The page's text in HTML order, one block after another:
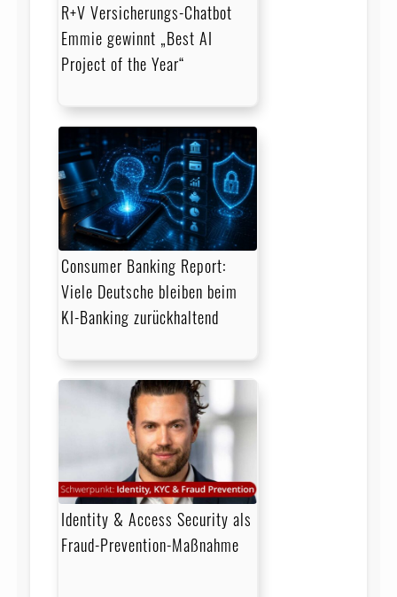
R+V Versicherungs-Chatbot
Emmie gewinnt „Best AI
Project of the Year“
Consumer Banking Report:
Viele Deutsche bleiben beim
KI-Banking zurückhaltend
Identity & Access Security als
Fraud-Prevention-Maßnahme